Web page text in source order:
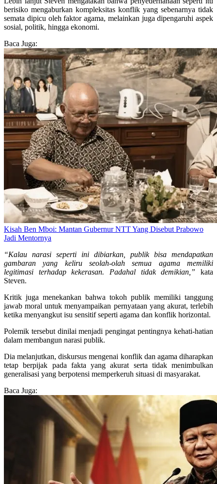
berisiko mengaburkan kompleksitas konflik yang sebenarnya tidak
semata dipicu oleh faktor agama, melainkan juga dipengaruhi aspek
sosial, politik, hingga ekonomi.
Baca Juga:
Kisah Ben Mboi: Mantan Gubernur NTT Yang Disebut Prabowo
Jadi Mentornya
“Kalau narasi seperti ini dibiarkan, publik bisa mendapatkan
gambaran yang keliru seolah-olah semua agama memiliki
legitimasi terhadap kekerasan. Padahal tidak demikian,” kata
Steven.
Kritik juga menekankan bahwa tokoh publik memiliki tanggung
jawab moral untuk menyampaikan pernyataan yang akurat, terlebih
ketika menyangkut isu sensitif seperti agama dan konflik horizontal.
Polemik tersebut dinilai menjadi pengingat pentingnya kehati-hatian
dalam membangun narasi publik.
Dia melanjutkan, diskursus mengenai konflik dan agama diharapkan
tetap berpijak pada fakta yang akurat serta tidak menimbulkan
generalisasi yang berpotensi memperkeruh situasi di masyarakat.
Baca Juga: